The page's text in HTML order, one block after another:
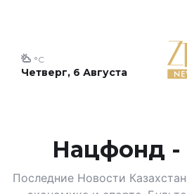
Четверг, 6 Августа
°C
Нацфонд -
Последние Новости